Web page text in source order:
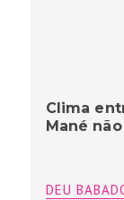
Clima
Mané
DEU